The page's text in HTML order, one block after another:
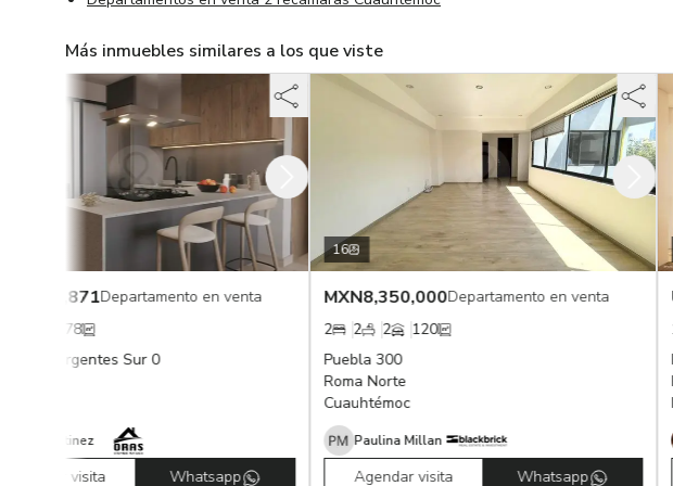
Más inmuebles similares a los que viste
Departamento en venta
Sur 0
Whatsapp
8,350,000Departamento en venta
2
120
Puebla 300
Roma Norte
Cuauhtémoc
Paulina Millan
Agendar visita Whatsapp
15
Miguel